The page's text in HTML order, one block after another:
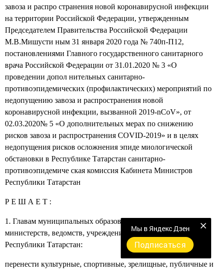
завоза и распро­ странения новой коронавирусной инфекции
на территории Российской Федерации, утвержденным
Председателем Правительства Российской Федерации
М.В.Мишусти­ ным 31 января 2020 года № 740п-П12,
постановлениями Главного государственного санитарного
врача Российской Федерации от 31.01.2020 № 3 «О
проведении допол­ нительных санитарно-
противоэпидемических (профилактических) мероприятий по
недопущению завоза и распространения новой
коронавирусной инфекции, вызванной 2019-nCoV», от
02.03.2020№ 5 «О дополнительных мерах по снижению
рисков завоза и распространения COVID-2019» и в целях
недопущения рисков осложнения эпиде­ миологической
обстановки в Республике Татарстан санитарно-
противоэпидемиче­ ская комиссия Кабинета Министров
Республики Татарстан
Р Е Ш А Е Т :
1. Главам муниципальных образований, руководителям
министерств, ведомств, учреждений и организаций
Республики Татарстан:
перенести культурные, спортивные, зрелищные, публичные и
Мы в Яндекс Дзен
Подписаться